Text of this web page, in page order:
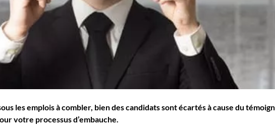
les emplois à combler, bien des candidats sont écartés à cause du
votre processus d’embauche.